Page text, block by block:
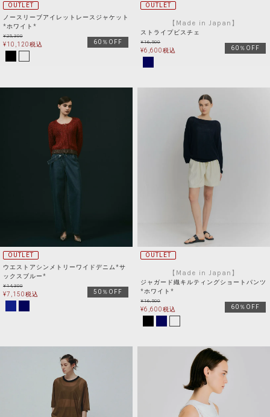
OUTLET
ノースリーブアイレットレースジャケット
*ホワイト*
¥25,300
¥10,120税込 60％OFF
OUTLET
【Made in Japan】
ストライプビスチェ
¥16,500
¥6,600税込 60％OFF
OUTLET
ウエストアシンメトリーワイドデニム*サ
ックスブルー*
¥14,300
¥7,150税込 50％OFF
OUTLET
【Made in Japan】
ジャガード織キルティングショートパンツ
*ホワイト*
¥16,500
¥6,600税込 60％OFF